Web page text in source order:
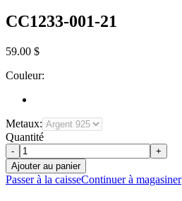
CC1233-001-21
59.00 $
Couleur:
Metaux:
Quantité
-
+
Ajouter au panier
Passer à la caisseContinuer à magasiner